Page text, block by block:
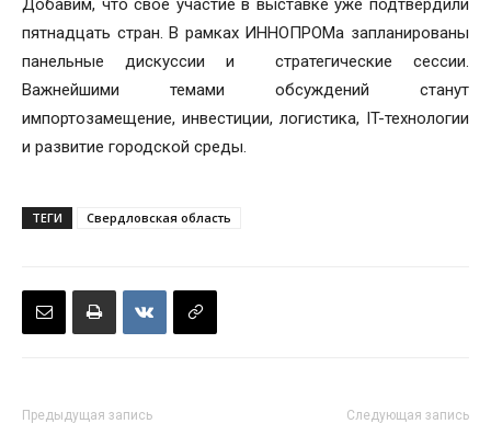
Добавим, что свое участие в выставке уже подтвердили
пятнадцать стран. В рамках ИННОПРОМа запланированы
панельные дискуссии и стратегические сессии.
Важнейшими темами обсуждений станут
импортозамещение, инвестиции, логистика, IT-технологии
и развитие городской среды.
ТЕГИ Свердловская область
Предыдущая запись Следующая запись